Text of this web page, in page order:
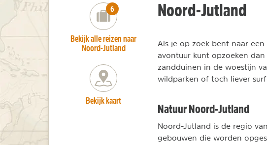
Noord-Jutland
Als je op zoek bent naar
avontuur kunt opzoeken
zandduinen in de woestijn
wildparken of toch liever
Natuur Noord-Jutland
Noord-Jutland is de regio
gebouwen die worden
number_of_trips:
6
Bekijk alle reizen naar
Noord-Jutland
Bekijk kaart